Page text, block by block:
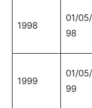
1998
01/
98
1999
01/
99